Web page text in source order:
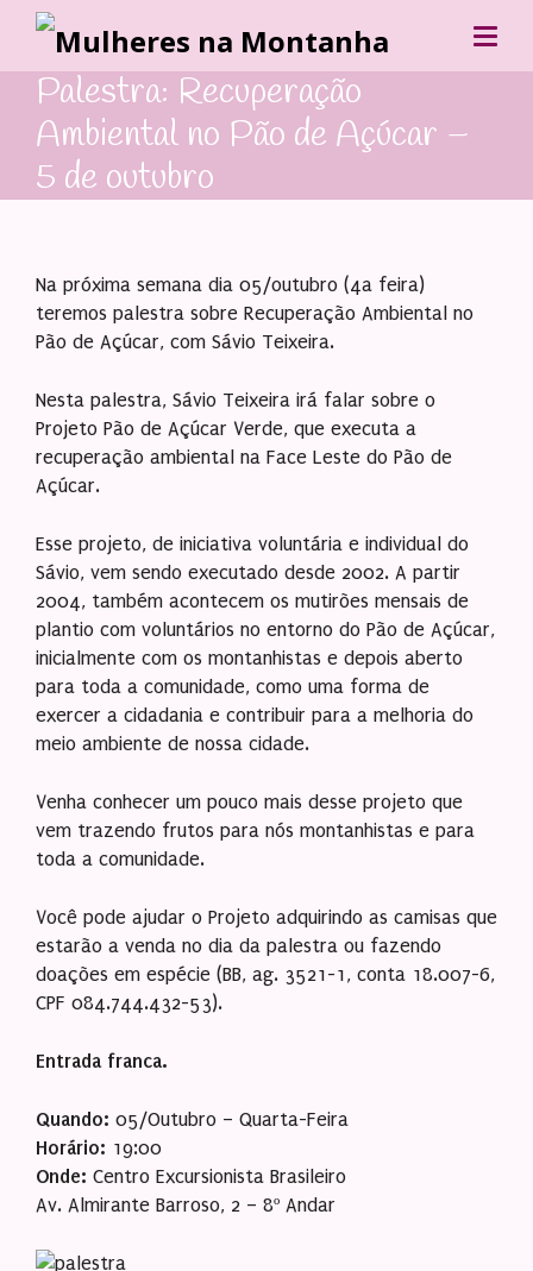
Palestra: Recuperação
Ambiental no Pão de Açúcar –
5 de outubro
Na próxima semana dia 05/outubro (4a feira)
teremos palestra sobre Recuperação Ambiental no
Pão de Açúcar, com Sávio Teixeira.
Nesta palestra, Sávio Teixeira irá falar sobre o
Projeto Pão de Açúcar Verde, que executa a
recuperação ambiental na Face Leste do Pão de
Açúcar.
Esse projeto, de iniciativa voluntária e individual do
Sávio, vem sendo executado desde 2002. A partir
2004, também acontecem os mutirões mensais de
plantio com voluntários no entorno do Pão de Açúcar,
inicialmente com os montanhistas e depois aberto
para toda a comunidade, como uma forma de
exercer a cidadania e contribuir para a melhoria do
meio ambiente de nossa cidade.
Venha conhecer um pouco mais desse projeto que
vem trazendo frutos para nós montanhistas e para
toda a comunidade.
Você pode ajudar o Projeto adquirindo as camisas que
estarão a venda no dia da palestra ou fazendo
doações em espécie (BB, ag. 3521-1, conta 18.007-6,
CPF 084.744.432-53).
Entrada franca.
Quando: 05/Outubro – Quarta-Feira
Horário: 19:00
Onde: Centro Excursionista Brasileiro
Av. Almirante Barroso, 2 – 8º Andar